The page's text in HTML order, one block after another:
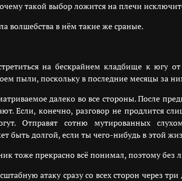
такой выбор ложится на плечи
волшебства в нём такие же сраные.
на бескрайнем кладбище к югу
пыли, поскольку в последние месяцы за
далеко во все стороны. После
Если, конечно, разговор не продлится
Отправят сотню мутированных
быть долгой, если ты чего-нибудь в этой
тоже прекрасно всё понимал, поэтому
атаку сразу со всех сторон через